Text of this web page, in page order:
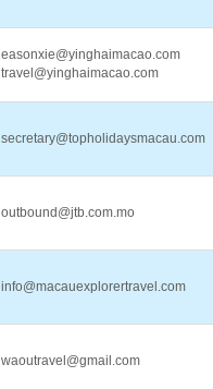
easonxie@yinghaimacao.com
travel@yinghaimacao.com
secretary@topholidaysmacau.com
outbound@jtb.com.mo
info@macauexplorertravel.com
waoutravel@gmail.com